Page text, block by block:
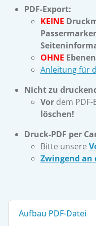
PDF-Export:
KEINE
OHNE Ebenen
Anleitung für
Nicht zu
Vor dem
löschen!
Druck-PDF per
Bitte unsere
Zwingend an
Aufbau PDF-Datei